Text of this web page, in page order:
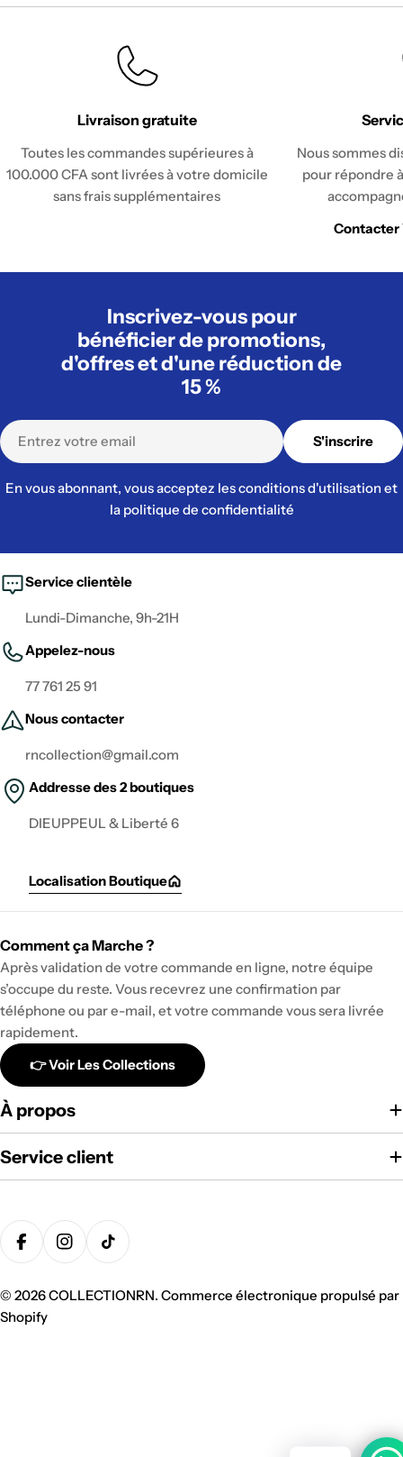
Livraison gratuite
Toutes les commandes supérieures à
100.000 CFA sont livrées à votre domicile
sans frais supplémentaires
Nous sommes
pour répondre
Contacter
Inscrivez-vous pour
bénéficier de promotions,
d'offres et d'une réduction de
15 %
E-
mail
S'inscrire
En vous abonnant, vous acceptez les conditions d'utilisation et
la politique de confidentialité
Service clientèle
Lundi-Dimanche, 9h-21H
Appelez-nous
77 761 25 91
Nous contacter
rncollection@gmail.com
Addresse des 2 boutiques
DIEUPPEUL & Liberté 6
Localisation Boutique
Comment ça Marche ?
Après validation de votre commande en ligne, notre équipe
s’occupe du reste. Vous recevrez une confirmation par
téléphone ou par e-mail, et votre commande vous sera livrée
rapidement.
👉 Voir Les Collections
À propos
Service client
Modes
de
FacebookInstagram
Tik Tok
© 2026COLLECTIONRN. Commerce électronique propulsé par
Shopify